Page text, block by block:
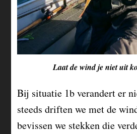
Laat de wind je niet uit
Bij situatie 1b verandert er
steeds driften we met de
bevissen we stekken die